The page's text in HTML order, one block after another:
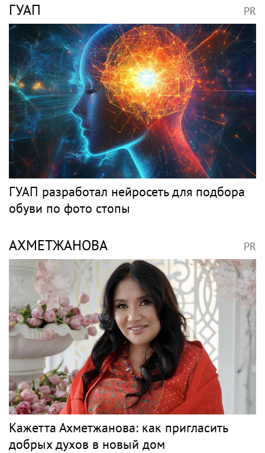
ГУАП PR
ГУАП разработал нейросеть для подбора
обуви по фото стопы
АХМЕТЖАНОВА PR
Кажетта Ахметжанова: как пригласить
добрых духов в новый дом